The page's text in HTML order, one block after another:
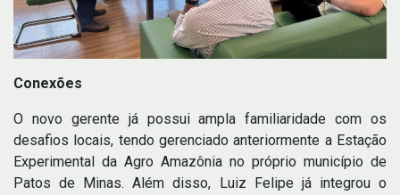
Conexões
O novo gerente já possui ampla familiaridade com os
desafios locais, tendo gerenciado anteriormente a Estação
Experimental da Agro Amazônia no próprio município de
Patos de Minas. Além disso, Luiz Felipe já integrou o